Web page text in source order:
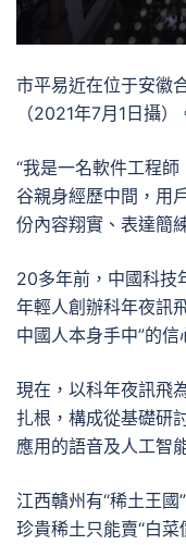
市平易近在位于安徽
（2021年7月1日攝
“我是一名軟件工程
谷親身經歷中間，用
份內容翔實、表達簡
20多年前，中國科技
年輕人創辦科年夜訊
中國人本身手中”的
現在，以科年夜訊飛
扎根，構成從基礎研
應用的語音及人工智
江西贛州有“稀土王國
珍貴稀土只能賣“白